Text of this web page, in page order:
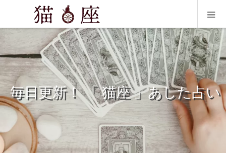
毎日更新！ 「 猫座 」あした占い